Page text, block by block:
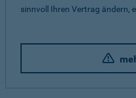
sinnvoll Ihren Vertrag ändern,